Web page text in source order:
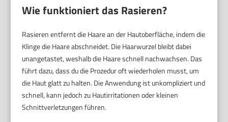
Wie funktioniert das Rasieren?
Rasieren entfernt die Haare an der Hautoberfläche, indem die
Klinge die Haare abschneidet. Die Haarwurzel bleibt dabei
unangetastet, weshalb die Haare schnell nachwachsen. Das
führt dazu, dass du die Prozedur oft wiederholen musst, um
die Haut glatt zu halten. Die Anwendung ist unkompliziert und
schnell, kann jedoch zu Hautirritationen oder kleinen
Schnittverletzungen führen.